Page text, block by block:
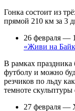
Гонка состоит из
прямой 210 км за 3
26 февраля —
«Живи на
В рамках
футболу и можно
резчиков по льду
темноте
27 февраля —